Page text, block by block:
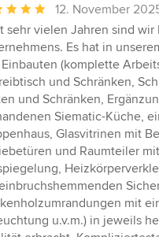
12. November
sehr vielen Jahren sind
Es hat in
(komplette
und Schränken,
und Schränken,
Siematic-Küche,
Glasvitrinen mit
und Raumteiler
mit
u.v.m.) in jeweils